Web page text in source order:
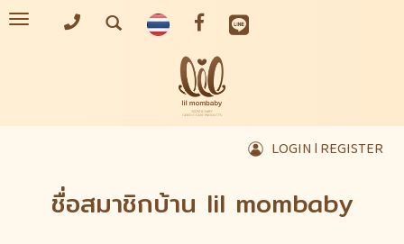
Toggle
LOGIN l REGISTER
ชื่อสมาชิกบ้าน lil mombaby